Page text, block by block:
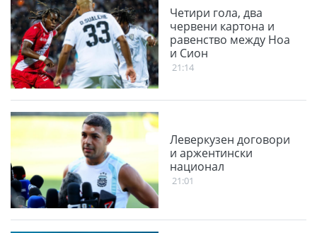
Четири гола, два
червени картона и
равенство между Ноа
и Сион
21:14
Леверкузен договори
и аржентински
национал
21:01